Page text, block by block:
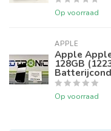
Op voorraad
APPLE
Apple
128GB
Op voorraad